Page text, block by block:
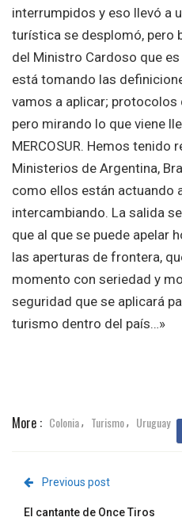
interrumpidos y eso llevó a
turística se desplomó, pero
del Ministro Cardoso que
está tomando las
vamos a aplicar; protocolos
pero mirando lo que viene
MERCOSUR. Hemos
Ministerios de Argentina,
como ellos están actuando
intercambiando. La salida
que al que se puede apelar
las aperturas de frontera,
momento con seriedad y
seguridad que se aplicará
turismo dentro del país…»
More : Colonia, Turismo, Uruguay
Previous post
El cantante de Once Tiros